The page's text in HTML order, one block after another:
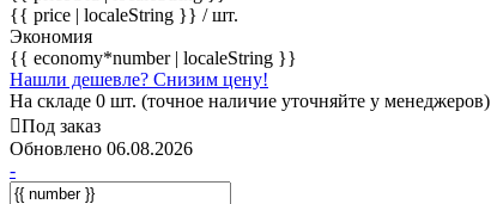
{{ price | localeString }} / шт.
Экономия
{{ economy*number | localeString }}
Нашли дешевле? Снизим цену!
На складе 0 шт. (точное наличие уточняйте у менеджеров)
Под заказ
Обновлено 06.08.2026
-